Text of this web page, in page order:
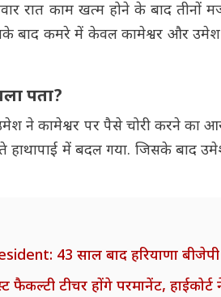
रात काम खत्म होने के बाद
बाद कमरे में केवल कामेश्वर और
पता?
ने कामेश्वर पर पैसे चोरी करने का
में बदल गया. जिसके बाद
43 साल बाद हरियाणा बीजेपी
फैकल्टी टीचर होंगे परमानेंट, हाईकोर्ट